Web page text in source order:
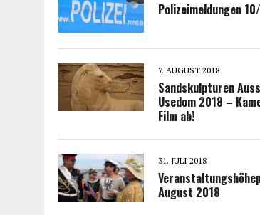
Polizeimeldungen
7. AUGUST 2018
Sandskulpturen
Usedom 2018 –
Film ab!
31. JULI 2018
August 2018